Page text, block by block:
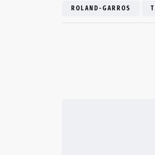
ROLAND-GARROS